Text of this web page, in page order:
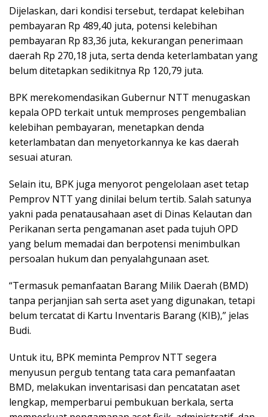
Dijelaskan, dari kondisi tersebut, terdapat kelebihan
pembayaran Rp 489,40 juta, potensi kelebihan
pembayaran Rp 83,36 juta, kekurangan penerimaan
daerah Rp 270,18 juta, serta denda keterlambatan yang
belum ditetapkan sedikitnya Rp 120,79 juta.
BPK merekomendasikan Gubernur NTT menugaskan
kepala OPD terkait untuk memproses pengembalian
kelebihan pembayaran, menetapkan denda
keterlambatan dan menyetorkannya ke kas daerah
sesuai aturan.
Selain itu, BPK juga menyorot pengelolaan aset tetap
Pemprov NTT yang dinilai belum tertib. Salah satunya
yakni pada penatausahaan aset di Dinas Kelautan dan
Perikanan serta pengamanan aset pada tujuh OPD
yang belum memadai dan berpotensi menimbulkan
persoalan hukum dan penyalahgunaan aset.
“Termasuk pemanfaatan Barang Milik Daerah (BMD)
tanpa perjanjian sah serta aset yang digunakan, tetapi
belum tercatat di Kartu Inventaris Barang (KIB),” jelas
Budi.
Untuk itu, BPK meminta Pemprov NTT segera
menyusun pergub tentang tata cara pemanfaatan
BMD, melakukan inventarisasi dan pencatatan aset
lengkap, memperbarui pembukuan berkala, serta